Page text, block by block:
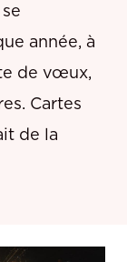
année, à
de vœux,
Cartes
de la